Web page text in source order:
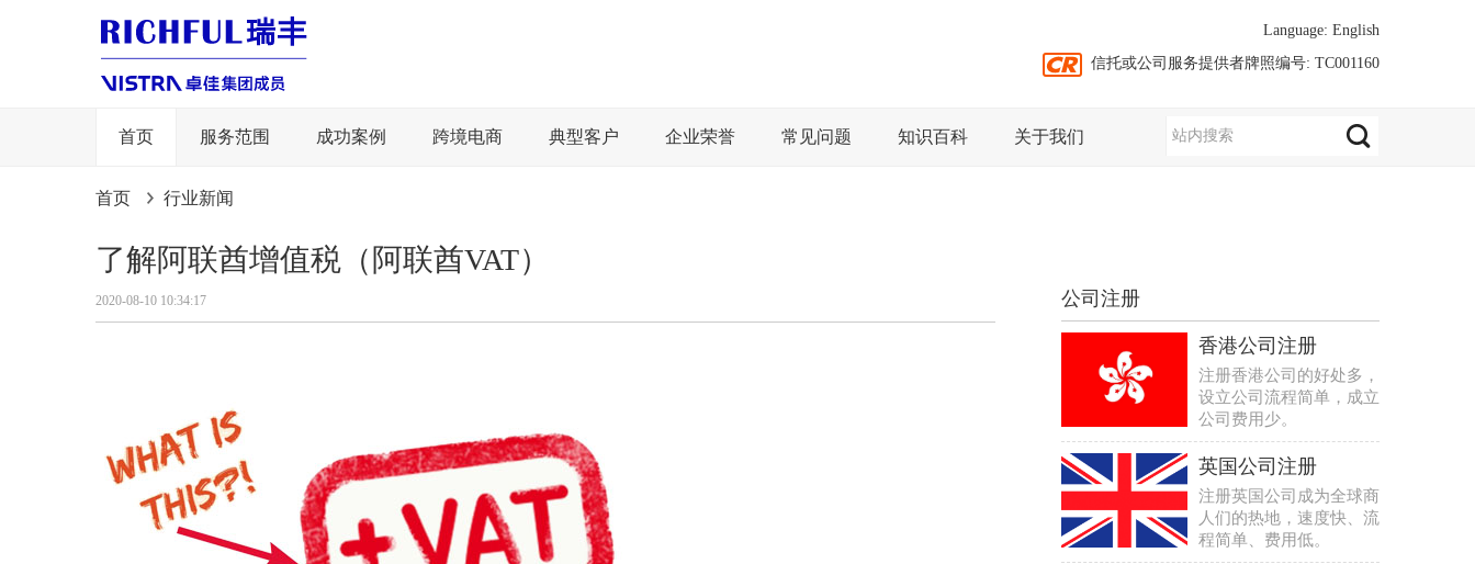
Language: English
信托或公司服务提供者牌照编号: TC001160
首页 服务范围 成功案例 跨境电商 典型客户 企业荣誉 常见问题 知识百科 关于我们
首页 行业新闻
了解阿联酋增值税（阿联酋VAT）
2020-08-10 10:34:17 公司注册
香港公司注册
注册香港公司的好处多，
设立公司流程简单，成立
公司费用少。
英国公司注册
注册英国公司成为全球商
人们的热地，速度快、流
程简单、费用低。